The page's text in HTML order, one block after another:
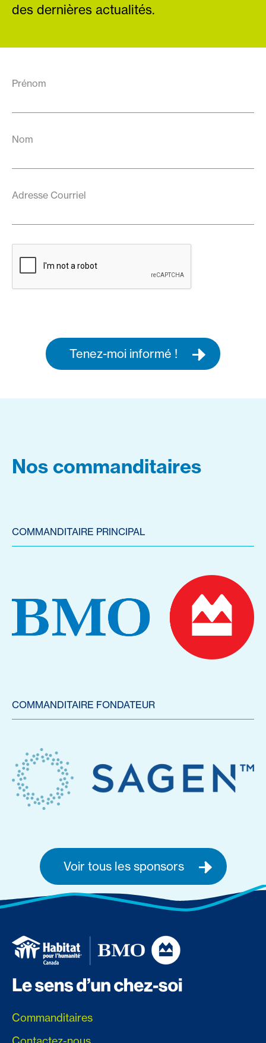
des dernières actualités.
Prénom
Nom
Adresse Courriel
Tenez-moi informé !
Nos commanditaires
COMMANDITAIRE PRINCIPAL
COMMANDITAIRE FONDATEUR
Voir tous les sponsors
Commanditaires